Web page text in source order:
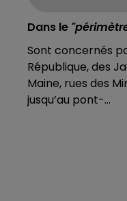
Dans le
Sont concernés
République, des
Maine, rues des
jusqu’au pont-…